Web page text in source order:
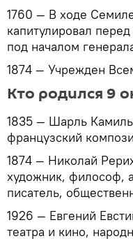
1760 — В ходе
капитулировал
под началом
1874 — Учрежден
Кто родился 9
1835 — Шарль
французский
1874 — Николай
художник, философ,
писатель,
1926 — Евгений
театра и кино,